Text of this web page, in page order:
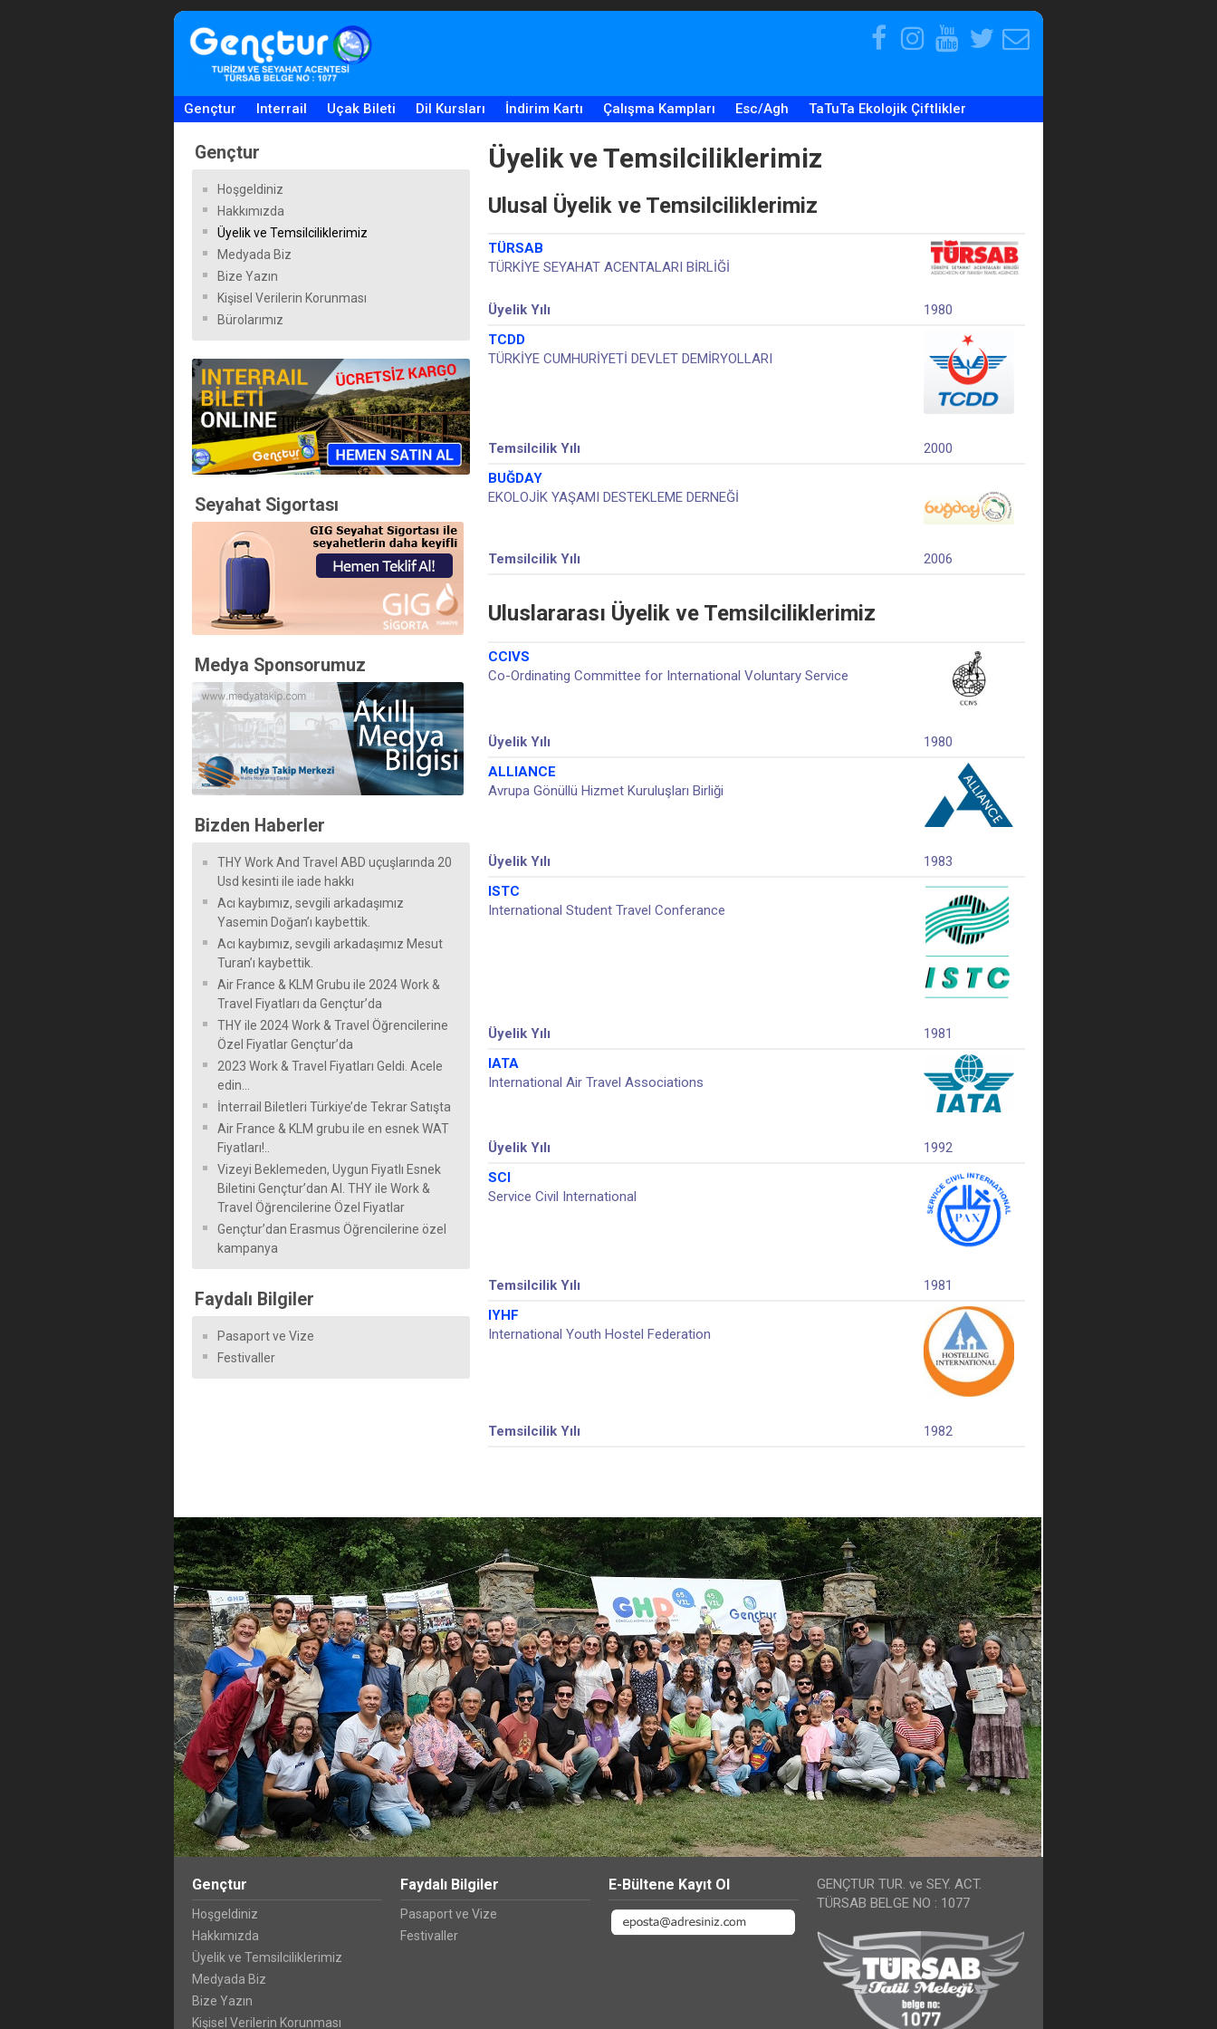
Facebook
Instagram
Youtube
Twitter
E-
Adresimiz
Gençtur Interrail Uçak Bileti Dil Kursları İndirim Kartı Çalışma Kampları Esc/Agh TaTuTa Ekolojik Çiftlikler
Üyelik ve Temsilciliklerimiz
Ulusal Üyelik ve Temsilciliklerimiz
TÜRSAB
TÜRKİYE SEYAHAT ACENTALARI BİRLİĞİ
Üyelik Yılı
1980
TCDD
TÜRKİYE CUMHURİYETİ DEVLET DEMİRYOLLARI
Temsilcilik Yılı
2000
BUĞDAY
EKOLOJİK YAŞAMI DESTEKLEME DERNEĞİ
Temsilcilik Yılı 2006
Uluslararası Üyelik ve Temsilciliklerimiz
CCIVS
Co-Ordinating Committee for International Voluntary Service
Üyelik Yılı
1980
ALLIANCE
Avrupa Gönüllü Hizmet Kuruluşları Birliği
Üyelik Yılı
1983
ISTC
International Student Travel Conferance
Üyelik Yılı
1981
IATA
International Air Travel Associations
Üyelik Yılı
1992
SCI
Service Civil International
Temsilcilik Yılı
1981
IYHF
International Youth Hostel Federation
Temsilcilik Yılı 1982
Gençtur
Hoşgeldiniz
Hakkımızda
Üyelik ve Temsilciliklerimiz
Medyada Biz
Bize Yazın
Kişisel Verilerin Korunması
Bürolarımız
Seyahat Sigortası
Medya Sponsorumuz
Bizden Haberler
THY Work And Travel ABD uçuşlarında 20
Usd kesinti ile iade hakkı
Acı kaybımız, sevgili arkadaşımız
Yasemin Doğan’ı kaybettik.
Acı kaybımız, sevgili arkadaşımız Mesut
Turan’ı kaybettik.
Air France & KLM Grubu ile 2024 Work &
Travel Fiyatları da Gençtur’da
THY ile 2024 Work & Travel Öğrencilerine
Özel Fiyatlar Gençtur’da
2023 Work & Travel Fiyatları Geldi. Acele
edin…
İnterrail Biletleri Türkiye’de Tekrar Satışta
Air France & KLM grubu ile en esnek WAT
Fiyatları!..
Vizeyi Beklemeden, Uygun Fiyatlı Esnek
Biletini Gençtur’dan Al. THY ile Work &
Travel Öğrencilerine Özel Fiyatlar
Gençtur’dan Erasmus Öğrencilerine özel
kampanya
Faydalı Bilgiler
Pasaport ve Vize
Festivaller
Gençtur
Hoşgeldiniz
Hakkımızda
Üyelik ve Temsilciliklerimiz
Medyada Biz
Bize Yazın
Kişisel Verilerin Korunması
Faydalı Bilgiler
Pasaport ve Vize
Festivaller
E-Bültene Kayıt Ol
GENÇTUR TUR. ve SEY. ACT.
TÜRSAB BELGE NO : 1077